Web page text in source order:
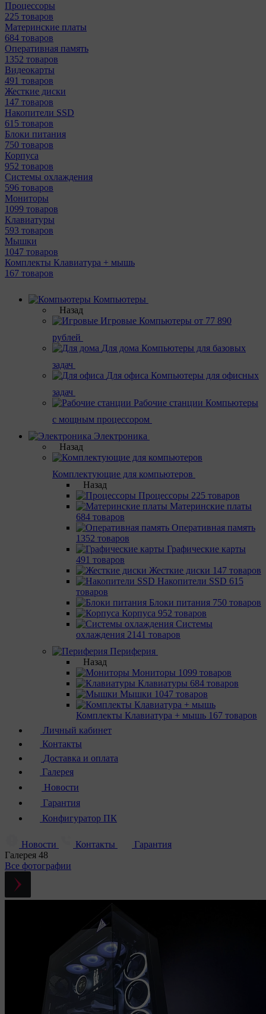
Процессоры
225 товаров
Материнcкие платы
684 товаров
Оперативная память
1352 товаров
Видеокарты
491 товаров
Жесткие диски
147 товаров
Накопители SSD
615 товаров
Блоки питания
750 товаров
Корпуса
952 товаров
Системы охлаждения
596 товаров
Мониторы
1099 товаров
Клавиатуры
593 товаров
Мышки
1047 товаров
Комплекты Клавиатура + мышь
167 товаров
Компьютеры
Назад
Игровые Компьютеры от 77 890
рублей
Для дома Компьютеры для базовых
задач
Для офиса Компьютеры для офисных
задач
Рабочие станции Компьютеры
с мощным процессором
Электроника
Назад
Комплектующие для компьютеров
Назад
Процессоры 225 товаров
Материнcкие платы
684 товаров
Оперативная память
1352 товаров
Графические карты
491 товаров
Жесткие диски 147 товаров
Накопители SSD 615
товаров
Блоки питания 750 товаров
Корпуса 952 товаров
Системы
охлаждения 2141 товаров
Периферия
Назад
Мониторы 1099 товаров
Клавиатуры 684 товаров
Мышки 1047 товаров
Комплекты Клавиатура + мышь 167 товаров
Личный кабинет
Контакты
Доставка и оплата
Галерея
Новости
Гарантия
Конфигуратор ПК
Новости Контакты
Гарантия
Галерея 48
Все фотографии